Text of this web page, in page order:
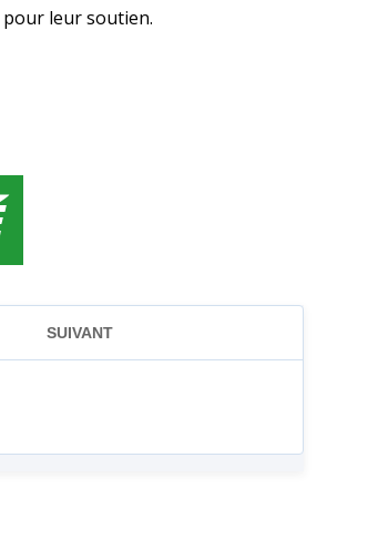
pour leur soutien.